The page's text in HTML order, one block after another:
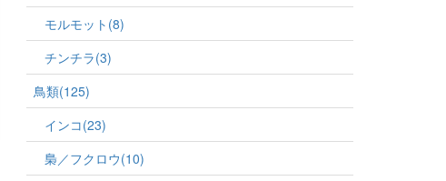
モルモット(8)
チンチラ(3)
鳥類(125)
インコ(23)
梟／フクロウ(10)